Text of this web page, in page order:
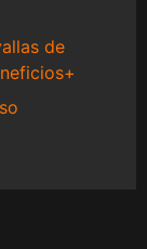
de